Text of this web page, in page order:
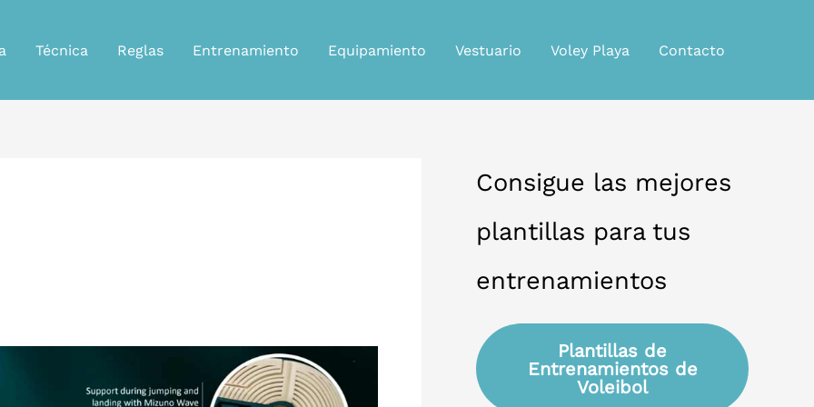
Técnica Reglas Entrenamiento Equipamiento Vestuario Voley Playa Contacto
Consigue las mejores
plantillas para tus
entrenamientos
Plantillas de
Entrenamientos de
Voleibol